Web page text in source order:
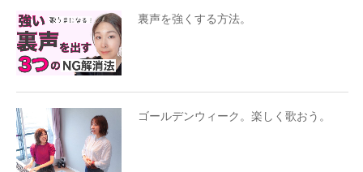
裏声を強くする方法。
ゴールデンウィーク。楽しく歌おう。